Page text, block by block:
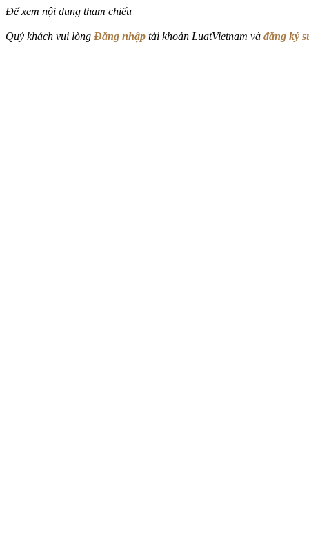
Để xem nội dung tham chiếu
Quý khách vui lòng Đăng nhập tài khoản LuatVietnam và đăng ký